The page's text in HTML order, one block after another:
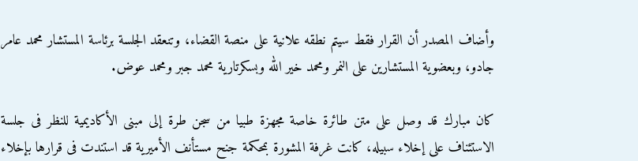
وأضاف المصدر أن القرار فقط سيتم نطقه علانية على منصة القضاء، وتنعقد الجلسة برئاسة المستشار محمد عامر
جادو، وبعضوية المستشارين على النمر ومحمد خير الله وبسكرتارية محمد جبر ومحمد عوض.
كان مبارك قد وصل على متن طائرة خاصة مجهزة طبيا من سجن طرة إلى مبنى الأكاديمية للنظر فى جلسة
الاستئناف على إخلاء سبيله، كانت غرفة المشورة بمحكمة جنح مستأنف الأميرية قد استندت فى قرارها بإخلاء